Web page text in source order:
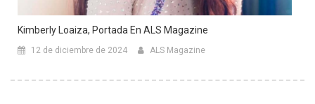
Kimberly Loaiza, Portada En ALS Magazine
12 de diciembre de 2024 ALS Magazine